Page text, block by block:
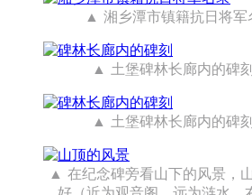
湘乡潭市镇籍抗日将军
土堡碑林长廊内的碑
土堡碑林长廊内的碑
在纪念碑旁看山下的风景，